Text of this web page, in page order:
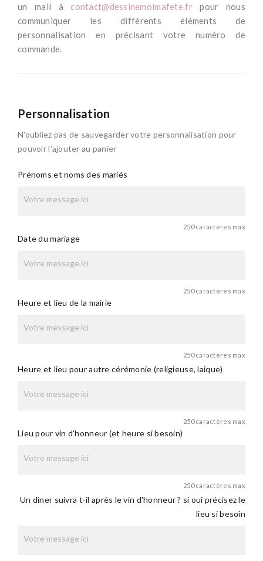
un mail à contact@dessinemoimafete.frpour nous
communiquer les différents éléments de
personnalisation en précisant votre numéro de
commande.
Personnalisation
N'oubliez pas de sauvegarder votre personnalisation pour
pouvoir l'ajouter au panier
Prénoms et noms des mariés
250 caractères max
Date du mariage
250 caractères max
Heure et lieu de la mairie
250 caractères max
Heure et lieu pour autre cérémonie (religieuse, laique)
250 caractères max
Lieu pour vin d'honneur (et heure si besoin)
250 caractères max
Un diner suivra t-il après le vin d'honneur ? si oui précisez le
lieu si besoin